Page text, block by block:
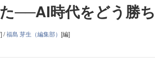
──AI時代をどう勝
/福島 芽生（編集部） [編]